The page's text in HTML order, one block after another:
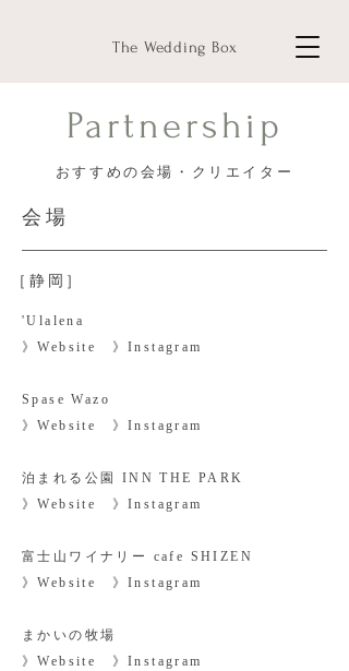
The Wedding Box
Partnership
​おすすめの会場・クリエイター
会場
［静岡］
'Ulalena
》Website ​》Instagram
Spase Wazo
》Website ​》Instagram
泊まれる公園 INN THE PARK
》Website ​》Instagram
富士山ワイナリー cafe SHIZEN
》Website ​》Instagram
まかいの牧場
》Website ​》Instagram